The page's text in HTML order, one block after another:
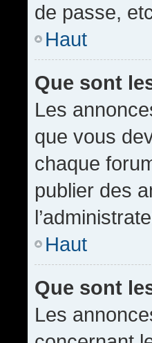
de passe,
Haut
Que sont
Les
que vous
chaque
publier des
Haut
Que sont
Les